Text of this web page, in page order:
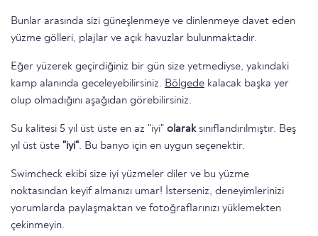
Bunlar arasında sizi güneşlenmeye ve dinlenmeye davet eden
yüzme gölleri, plajlar ve açık havuzlar bulunmaktadır.
Eğer yüzerek geçirdiğiniz bir gün size yetmediyse, yakındaki
kamp alanında geceleyebilirsiniz. Bölgede kalacak başka yer
olup olmadığını aşağıdan görebilirsiniz.
Su kalitesi 5 yıl üst üste en az "iyi" olaraksınıflandırılmıştır. Beş
yıl üst üste "iyi". Bu banyo için en uygun seçenektir.
Swimcheck ekibi size iyi yüzmeler diler ve bu yüzme
noktasından keyif almanızı umar! İsterseniz, deneyimlerinizi
yorumlarda paylaşmaktan ve fotoğraflarınızı yüklemekten
çekinmeyin.